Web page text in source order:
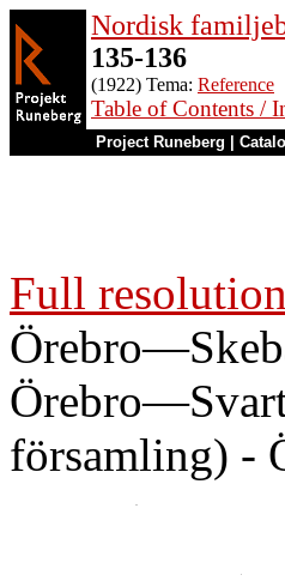
Nordisk
135-136
(1922) Tema: Reference
Table of Contents /
Project Runeberg
Full
församling) -